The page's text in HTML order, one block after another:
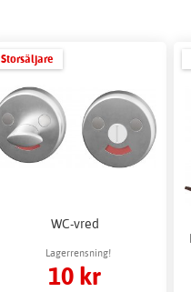
Storsäljare
WC-vred
Lagerrensning!
10 kr